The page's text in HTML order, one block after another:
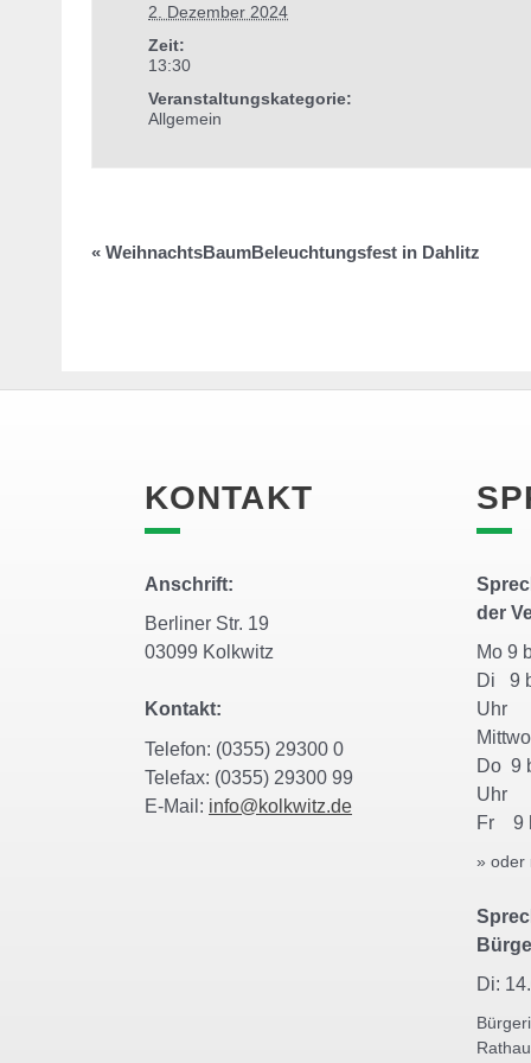
2. Dezember 2024
Zeit:
13:30
Veranstaltungskategorie:
Allgemein
« WeihnachtsBaumBeleuchtungsfest in Dahlitz
KONTAKT
Anschrift:
Berliner Str. 19
03099 Kolkwitz
Kontakt:
Telefon: (0355) 29300 0
Telefax: (0355) 29300 99
E-Mail: info@kolkwitz.de
der
Mo 9
Di 9
Do 9
Fr 9
» oder
Di: